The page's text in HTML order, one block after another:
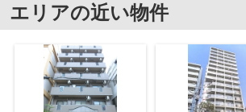
エリアの近い物件